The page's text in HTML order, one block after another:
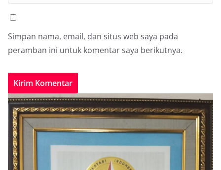
Simpan nama, email, dan situs web saya pada
peramban ini untuk komentar saya berikutnya.